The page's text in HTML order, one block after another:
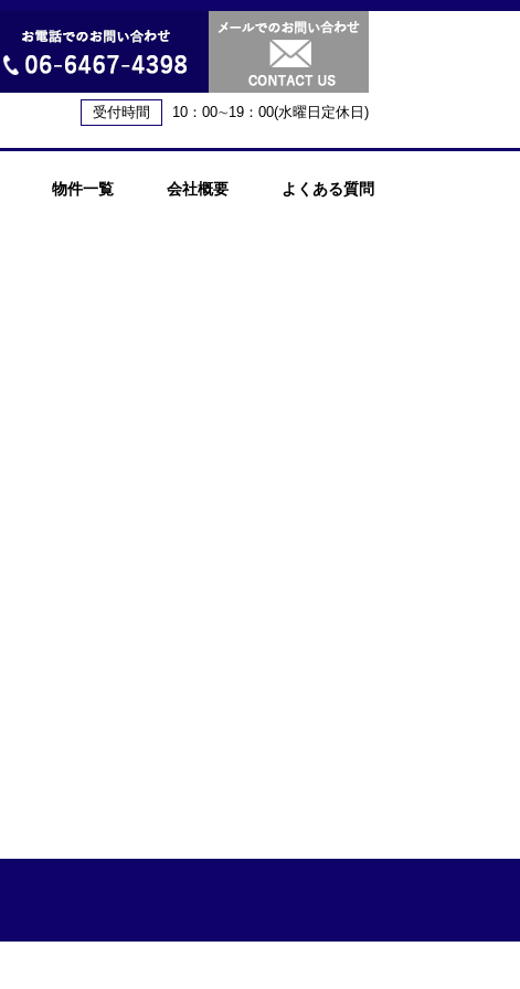
受付時間 10：00∼19：00(水曜日定休日)
物件一覧 会社概要 よくある質問